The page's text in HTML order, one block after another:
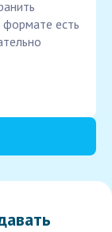
формате есть